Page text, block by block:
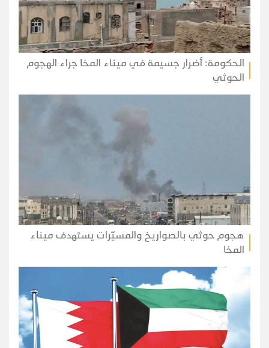
الحكومة: أضرار جسيمة في ميناء المخا جراء الهجوم
الحوثي
هجوم حوثي بالصواريخ والمسيّرات يستهدف ميناء
المخا